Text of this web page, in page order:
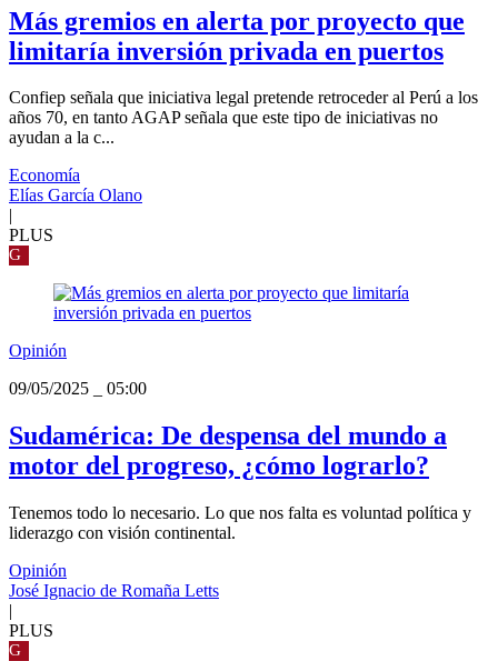
Más gremios en alerta por proyecto que
limitaría inversión privada en puertos
Confiep señala que iniciativa legal pretende retroceder al Perú a los
años 70, en tanto AGAP señala que este tipo de iniciativas no
ayudan a la c...
Economía
Elías García Olano
|
PLUS
G
Opinión
09/05/2025
05:00
Sudamérica: De despensa del mundo a
motor del progreso, ¿cómo lograrlo?
Tenemos todo lo necesario. Lo que nos falta es voluntad política y
liderazgo con visión continental.
Opinión
José Ignacio de Romaña Letts
|
PLUS
G